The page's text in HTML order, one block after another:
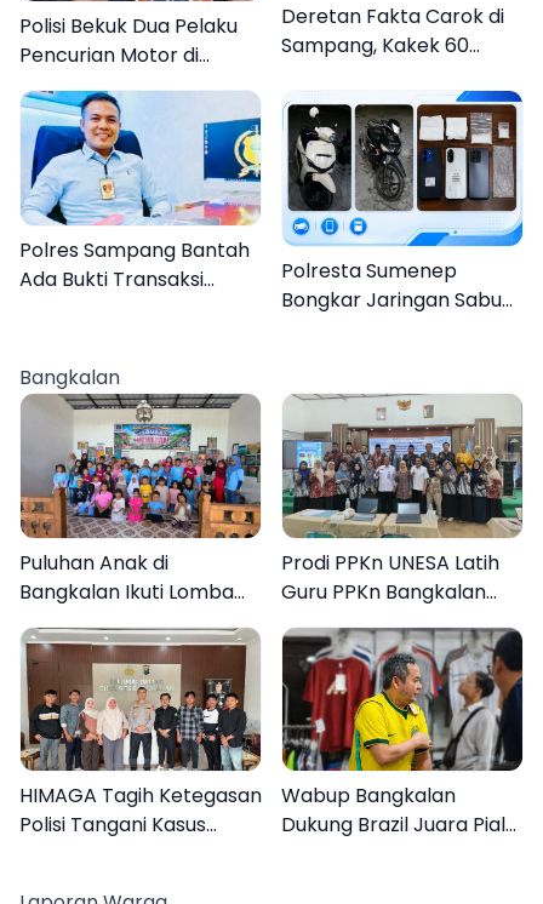
Polisi Bekuk Dua Pelaku
Pencurian Motor di
Bajrasokah Sampang
Deretan Fakta Carok di
Sampang, Kakek 60
Pria
Polres Sampang Bantah
Ada Bukti Transaksi
Polresta Sumenep
Bongkar Jaringan Sabu
Bangkalan
Puluhan Anak di
Bangkalan Ikuti Lomba
Liburan Keluarga
Prodi PPKn UNESA Latih
Guru PPKn Bangkalan
Inovasi Teknologi
HIMAGA Tagih Ketegasan
Polisi Tangani Kasus
Wabup Bangkalan
Dukung Brazil Juara Piala